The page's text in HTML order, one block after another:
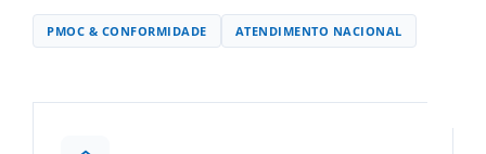
PMOC & CONFORMIDADE ATENDIMENTO NACIONAL